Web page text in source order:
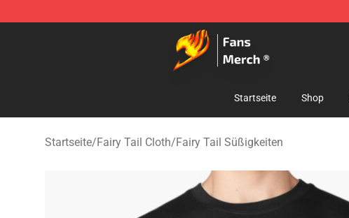
Fairy Tail Store - Official Fairy Tail Merchandise Shop
Startseite Shop
Startseite/Fairy Tail Cloth/Fairy Tail Süßigkeiten